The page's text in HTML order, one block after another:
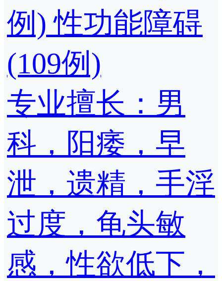
例) 性功能障碍
(109例)
专业擅长：男
科，阳痿，早
泄，遗精，手淫
过度，龟头敏
感，性欲低下，